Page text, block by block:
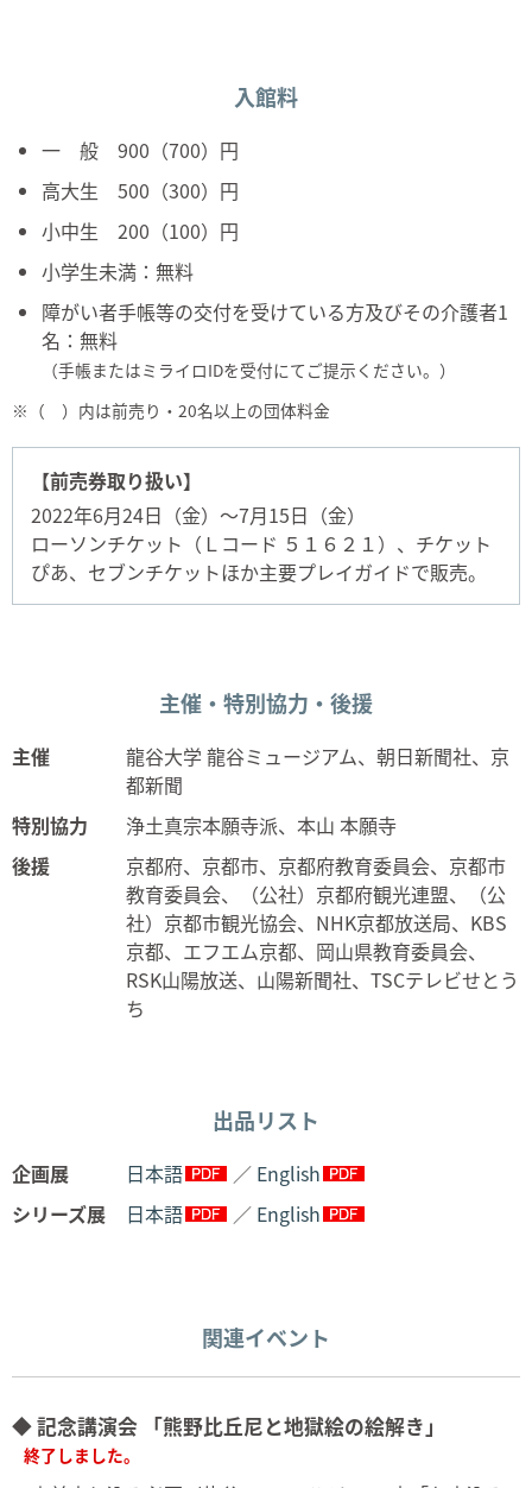
入館料
一 般 900（700）円
高大生 500（300）円
小中生 200（100）円
小学生未満：無料
障がい者手帳等の交付を受けている方及びその介護者1
名：無料
（手帳またはミライロIDを受付にてご提示ください。）
※（ ）内は前売り・20名以上の団体料金
【前売券取り扱い】
2022年6月24日（金）～7月15日（金）
ローソンチケット（Ｌコード ５１６２１）、チケット
ぴあ、セブンチケットほか主要プレイガイドで販売。
主催・特別協力・後援
主催
龍谷大学 龍谷ミュージアム、朝日新聞社、京
都新聞
特別協力
浄土真宗本願寺派、本山 本願寺
後援
京都府、京都市、京都府教育委員会、京都市
教育委員会、（公社）京都府観光連盟、（公
社）京都市観光協会、NHK京都放送局、KBS
京都、エフエム京都、岡山県教育委員会、
RSK山陽放送、山陽新聞社、TSCテレビせとう
ち
出品リスト
企画展 日本語 ／ English
シリーズ展
日本語 ／ English
関連イベント
◆ 記念講演会 「熊野比丘尼と地獄絵の絵解き」
終了しました。